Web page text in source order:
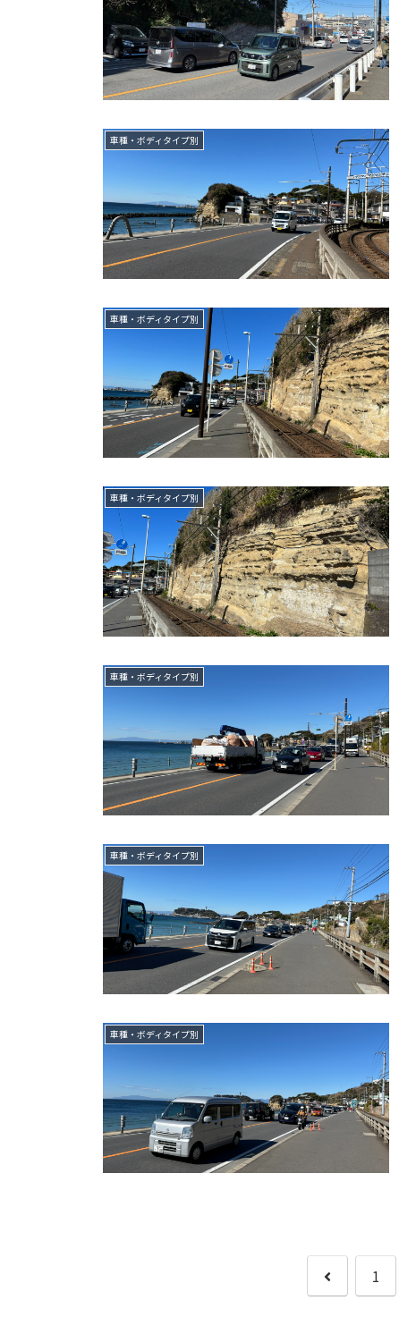
車種・ボディタイプ別
車種・ボディタイプ別
車種・ボディタイプ別
車種・ボディタイプ別
車種・ボディタイプ別
車種・ボディタイプ別
前
1